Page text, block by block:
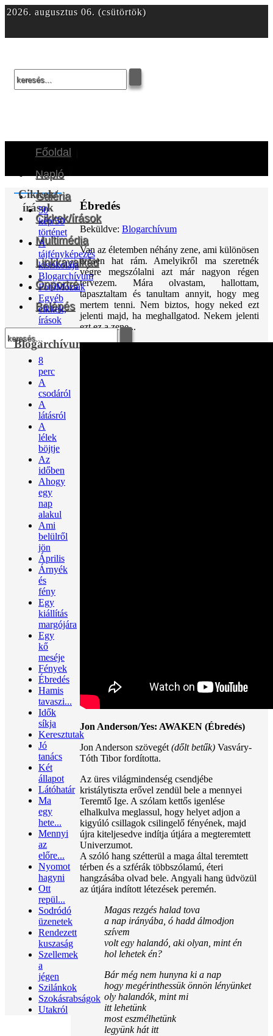
2026. augusztus 06. (csütörtök)
Főoldal
Napló
Galéria
Cikkek/írások
Multimédia
Linkkavalkád
Önportré
Belépés
Ébredés
Beküldve: Blogarchívum
Van az életemben néhány zene, ami különösen
erősen hat rám. Amelyikről ma szeretnék
végre megszólalni azt már nagyon régen
tervezem. Mára olvastam, hallottam,
tapasztaltam és tanultam annyit, hogy meg
mertem tenni. Nem biztos, hogy neked ezt
jelenti majd, ha meghallgatod. Nekem jelenti
ezt ez a zene...
Jon Anderson/Yes: AWAKEN (Ébredés)
Jon Anderson szövegét (dőlt betűk) Vasváry-
Tóth Tibor fordította.
Az üres világmindenség csendjébe
kristálytiszta erővel zendül bele a mennyei
Teremtő Ige. A szólam kettős igenlése
elhalkulva meglassul, hogy helyet adjon a
kigyúló csillagok csilingelő fényének, majd
újra kiteljesedve indítja útjára a megteremtett
Univerzumot.
A szóló hang szétterül a maga által teremtett
térben és a szférák többszólamú, éteri
hangzásába olvad bele. Angyali hang üdvözül
az útjára indított létezések peremén.
Magas rezgés halad tova
a nap irányába, ó hadd álmodjon
szívem
volt egy halandó, aki olyan, mint én
hol lehetek én?
Bár még nem hunyna ki a nap
hogy megérinthessük önnön lényünket
oly halandók, mint mi
itt lehetünk
most eszmélhetünk
legyünk hát itt
Cikkek/
írások
50
kép/50
történet
A
tájfényképezés
kisiskolája
Blogarchívum
FotóMozaik
Egyéb
cikkek,
írások
Blogarchívum
8
perc
A
csodáról
A
látásról
A
lélek
böjtje
Az
időben
Ahogy
egy
nap
alakul
Ami
belülről
jön
Április
Árnyék
és
fény
Egy
kiállítás
margójára
Egy
kő
meséje
Fények
Ébredés
Hamis
tavaszi...
Idők
síkja
Keresztutak
Jó
tanács
Két
állapot
Látóhatár
Ma
egy
hete...
Mennyi
az
előre...
Nyomot
hagyni
Ott
repül...
Sodródó
üzenetek
Rendezett
kuszaság
Szellemek
a
jégen
Szilánkok
Szokásrabságok
Utakról